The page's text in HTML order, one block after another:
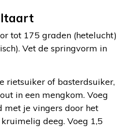
tot 175 graden (hetelucht)
Vet de springvorm in
rietsuiker of basterdsuiker,
in een mengkom. Voeg
met je vingers door het
deeg. Voeg 1,5